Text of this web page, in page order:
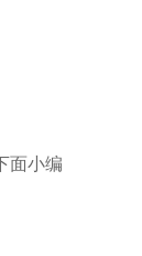
面小编